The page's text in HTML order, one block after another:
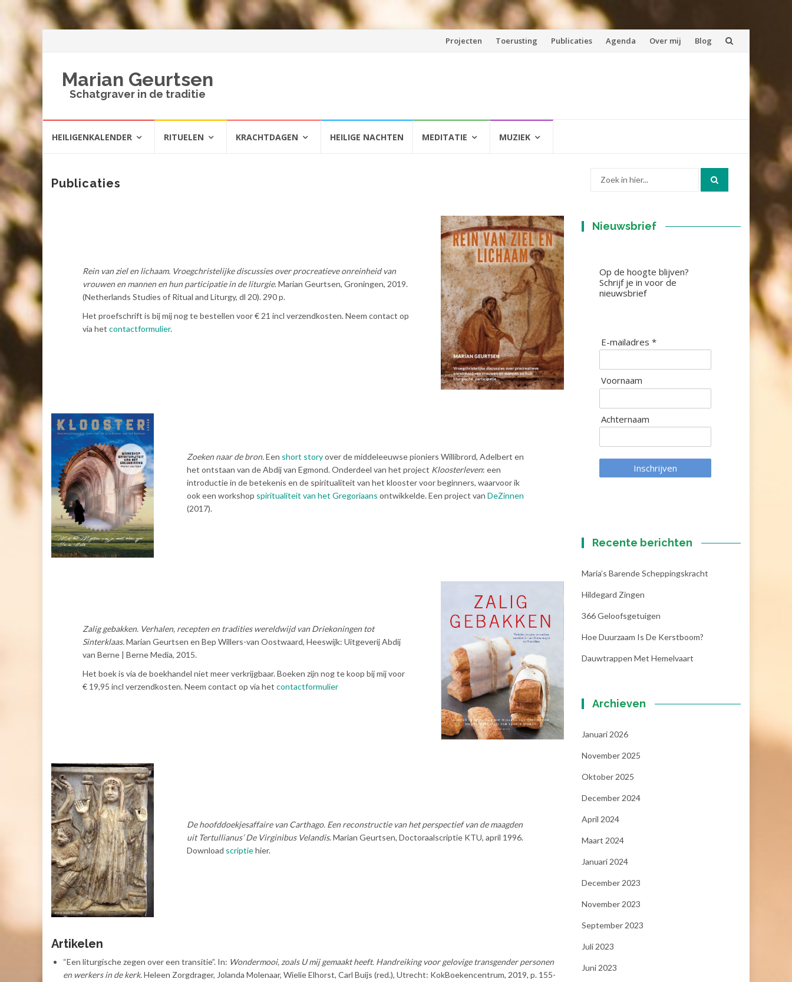
Spring
Projecten Toerusting Publicaties Agenda Over mij Blog
Marian Geurtsen
Schatgraver in de traditie
naarHEILIGENKALENDER RITUELEN KRACHTDAGEN HEILIGE NACHTEN MEDITATIE MUZIEK
Publicaties
Rein van ziel en lichaam. Vroegchristelijke discussies over procreatieve onreinheid van
vrouwen en mannen en hun participatie in de liturgie. Marian Geurtsen, Groningen, 2019.
(Netherlands Studies of Ritual and Liturgy, dl 20). 290 p.
Het proefschrift is bij mij nog te bestellen voor € 21 incl verzendkosten. Neem contact op
via het contactformulier.
Zoeken naar de bron.Een short storyover de middeleeuwse pioniers Willibrord, Adelbert en
het ontstaan van de Abdij van Egmond. Onderdeel van het project Kloosterleven: een
introductie in de betekenis en de spiritualiteit van het klooster voor beginners, waarvoor ik
ook een workshop spiritualiteit van het Gregoriaans ontwikkelde. Een project van DeZinnen
(2017).
Zalig gebakken. Verhalen, recepten en tradities wereldwijd van Driekoningen tot
Sinterklaas.Marian Geurtsen en Bep Willers-van Oostwaard, Heeswijk: Uitgeverij Abdij
van Berne | Berne Media, 2015.
Het boek is via de boekhandel niet meer verkrijgbaar. Boeken zijn nog te koop bij mij voor
€ 19,95 incl verzendkosten. Neem contact op via het contactformulier
De hoofddoekjesaffaire van Carthago. Een reconstructie van het perspectief van de maagden
uit Tertullianus’ De Virginibus Velandis. Marian Geurtsen, Doctoraalscriptie KTU, april 1996.
Download scriptiehier.
Artikelen
“Een liturgische zegen over een transitie”. In: Wondermooi, zoals U mij gemaakt heeft. Handreiking voor gelovige transgender personen
en werkers in de kerk.Heleen Zorgdrager, Jolanda Molenaar, Wielie Elhorst, Carl Buijs (red.), Utrecht: KokBoekencentrum, 2019, p. 155-
Nieuwsbrief
Op de hoogte blijven?
Schrijf je in voor de
nieuwsbrief
E-mailadres *
Voornaam
Achternaam
Inschrijven
Recente berichten
Maria’s Barende Scheppingskracht
Hildegard Zingen
366 Geloofsgetuigen
Hoe Duurzaam Is De Kerstboom?
Dauwtrappen Met Hemelvaart
Archieven
Januari 2026
November 2025
Oktober 2025
December 2024
April 2024
Maart 2024
Januari 2024
December 2023
November 2023
September 2023
Juli 2023
Juni 2023